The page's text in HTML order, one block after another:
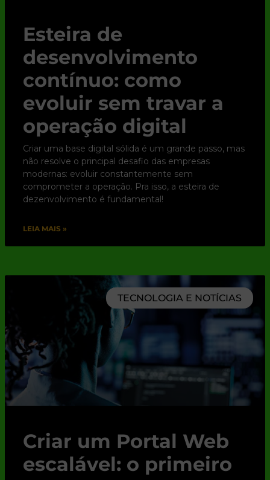
Esteira de
desenvolvimento
contínuo: como
evoluir sem travar a
operação digital
Criar uma base digital sólida é um grande passo, mas
não resolve o principal desafio das empresas
modernas: evoluir constantemente sem
comprometer a operação. Pra isso, a esteira de
dezenvolvimento é fundamental!
LEIA MAIS »
TECNOLOGIA E NOTÍCIAS
Criar um Portal Web
escalável: o primeiro